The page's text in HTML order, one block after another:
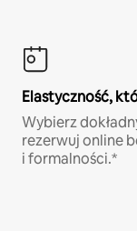
Elastyczność,
Wybierz
rezerwuj online
i formalności.*